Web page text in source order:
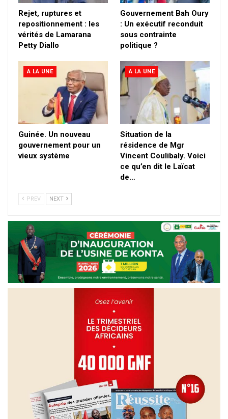
Rejet, ruptures et
repositionnement : les
vérités de Lamarana
Petty Diallo
Gouvernement Bah Oury
: Un exécutif reconduit
sous contrainte
politique ?
A LA UNE
Guinée. Un nouveau
gouvernement pour un
vieux système
A LA UNE
Situation de la
résidence de Mgr
Vincent Coulibaly. Voici
ce qu’en dit le Laïcat
de…
PREV NEXT